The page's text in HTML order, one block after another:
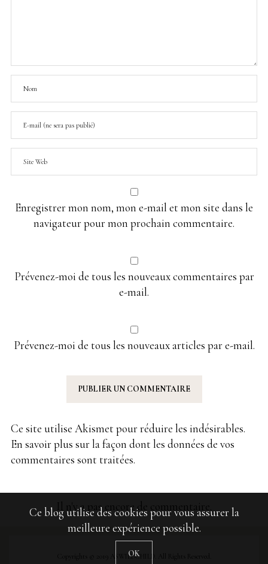
Enregistrer mon nom, mon e-mail et mon site dans le
navigateur pour mon prochain commentaire.
Prévenez-moi de tous les nouveaux commentaires par
e-mail.
Prévenez-moi de tous les nouveaux articles par e-mail.
Ce site utilise Akismet pour réduire les indésirables.
En savoir plus sur la façon dont les données de vos
commentaires sont traitées.
Il n'y a pas encore de commentaire.
Copyrights © 2019 ASWILDCHILD. All Rights Reserved.
Ce blog utilise des cookies pour vous assurer la
meilleure expérience possible.
OK